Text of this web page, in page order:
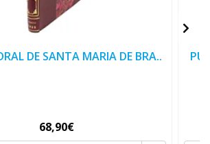
DE SANTA MARIA DE BRA..
68,90€